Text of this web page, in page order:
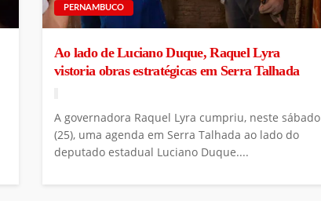
PERNAMBUCO
Ao lado de Luciano Duque, Raquel Lyra
vistoria obras estratégicas em Serra Talhada
A governadora Raquel Lyra cumpriu, neste sábado
(25), uma agenda em Serra Talhada ao lado do
deputado estadual Luciano Duque....